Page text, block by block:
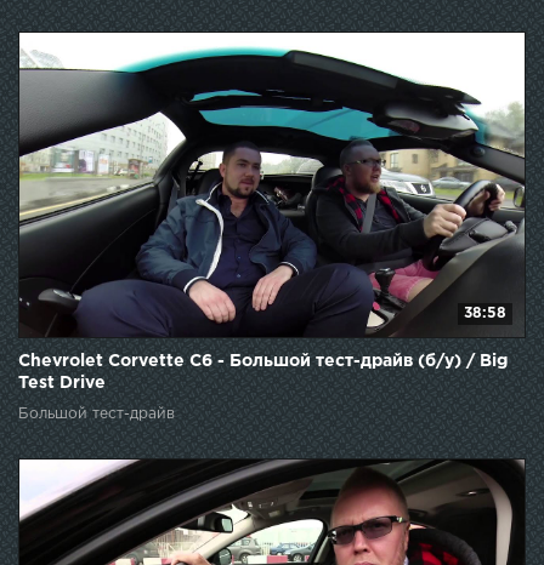
38:58
Chevrolet Corvette C6 - Большой тест-драйв (б/у) / Big
Test Drive
Большой тест-драйв